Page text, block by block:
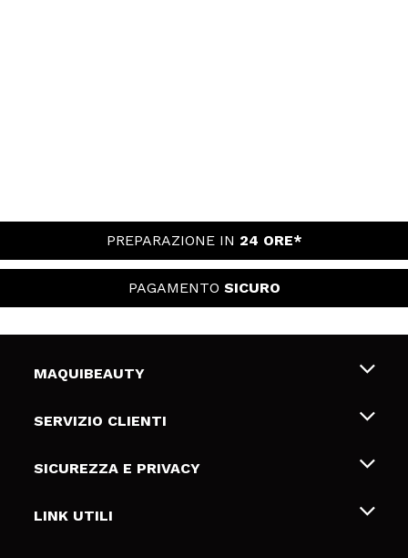
PREPARAZIONE IN 24 ORE*
PAGAMENTO SICURO
MAQUIBEAUTY
Chi siamo
Gift Cards
SERVIZIO CLIENTI
Spedizioni & Resi
Metodi di pagamamento
SICUREZZA E PRIVACY
Termini e condizioni
LINK UTILI